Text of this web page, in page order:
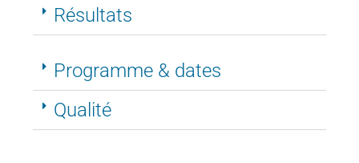
Résultats
Programme & dates
Qualité